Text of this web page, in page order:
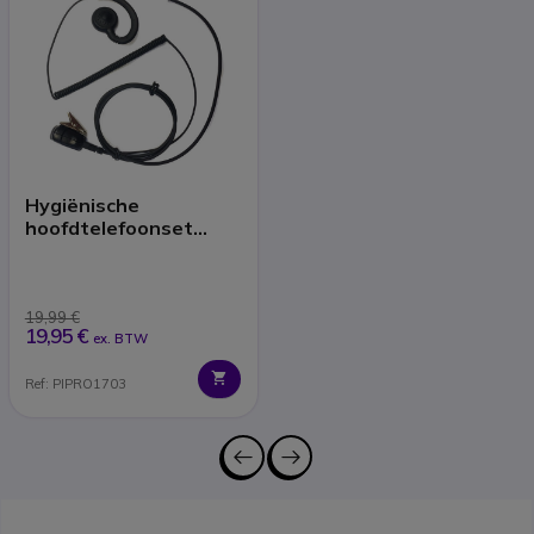
Hygiënische
hoofdtelefoonset
19,99 €
19,95 € ex. BTW
Ref: PIPRO1703